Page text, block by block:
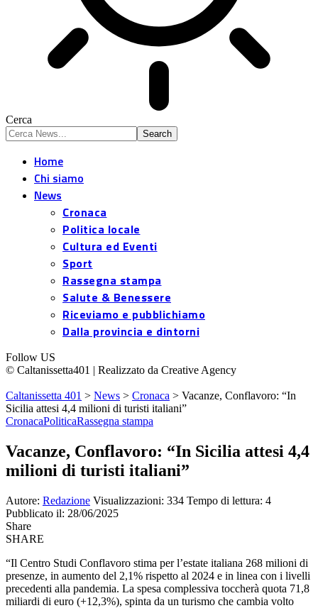
Cerca
Home
Chi siamo
News
Cronaca
Politica locale
Cultura ed Eventi
Sport
Rassegna stampa
Salute & Benessere
Riceviamo e pubblichiamo
Dalla provincia e dintorni
Follow US
© Caltanissetta401 | Realizzato da Creative Agency
Caltanissetta 401 > News > Cronaca > Vacanze, Conflavoro: “In
Sicilia attesi 4,4 milioni di turisti italiani”
CronacaPoliticaRassegna stampa
Vacanze, Conflavoro: “In Sicilia attesi 4,4
milioni di turisti italiani”
Autore: Redazione Visualizzazioni: 334 Tempo di lettura: 4
Pubblicato il: 28/06/2025
Share
SHARE
“Il Centro Studi Conflavoro stima per l’estate italiana 268 milioni di
presenze, in aumento del 2,1% rispetto al 2024 e in linea con i livelli
precedenti alla pandemia. La spesa complessiva toccherà quota 71,8
miliardi di euro (+12,3%), spinta da un turismo che cambia volto